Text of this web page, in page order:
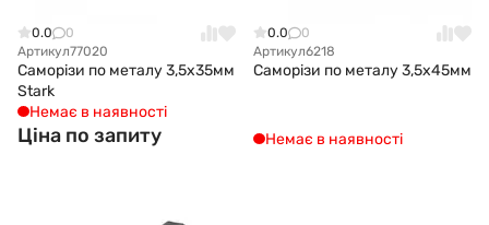
0.0
0
Артикул77020
Саморізи по металу 3,5x35мм
Stark
Немає в наявності
Ціна по запиту
0.0
0
Артикул6218
Саморізи по металу 3,5x45мм
Немає в наявності